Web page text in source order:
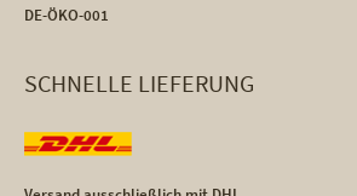
DE-ÖKO-001
SCHNELLE LIEFERUNG